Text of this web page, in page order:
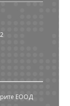
ЕООД